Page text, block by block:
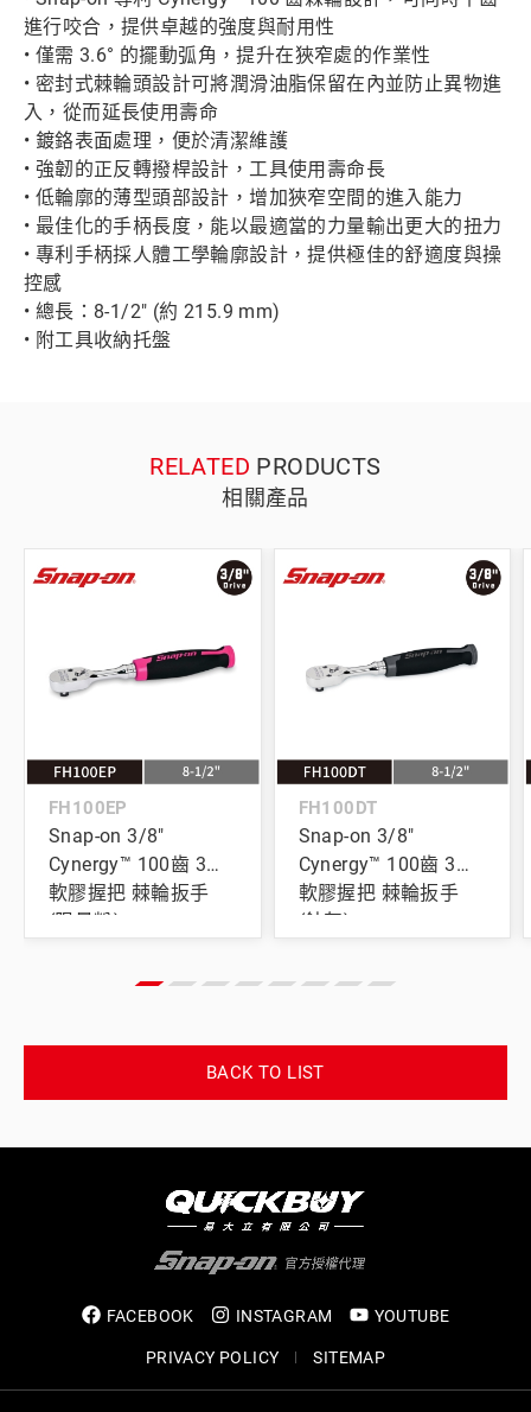
進行咬合，提供卓越的強度與耐用性
• 僅需 3.6° 的擺動弧角，提升在狹窄處的作業性
• 密封式棘輪頭設計可將潤滑油脂保留在內並防止異物進
入，從而延長使用壽命
• 鍍鉻表面處理，便於清潔維護
• 強韌的正反轉撥桿設計，工具使用壽命長
• 低輪廓的薄型頭部設計，增加狹窄空間的進入能力
• 最佳化的手柄長度，能以最適當的力量輸出更大的扭力
• 專利手柄採人體工學輪廓設計，提供極佳的舒適度與操
控感
• 總長：8-1/2" (約 215.9 mm)
• 附工具收納托盤
RELATED PRODUCTS
相關產品
FH100EP
Snap-on 3/8"
Cynergy™ 100齒 3分
軟膠握把 棘輪扳手
(限量粉)
FH100DT
Snap-on 3/8"
Cynergy™ 100齒 3分
軟膠握把 棘輪扳手
(鈦灰)
BACK TO LIST
FACEBOOK INSTAGRAM YOUTUBE
PRIVACY POLICY SITEMAP